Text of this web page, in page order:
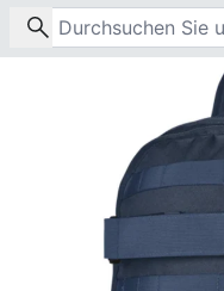
Nach Produkten suchen